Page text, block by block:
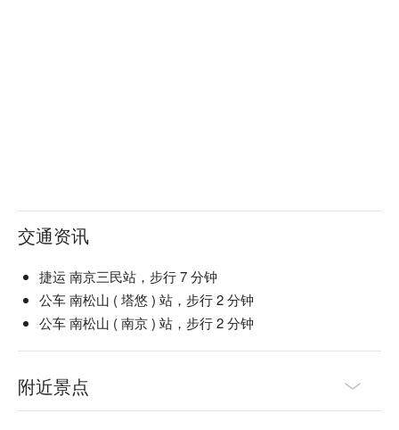
交通资讯
捷运 南京三民站，步行 7 分钟
公车 南松山 ( 塔悠 ) 站，步行 2 分钟
公车 南松山 ( 南京 ) 站，步行 2 分钟
附近景点